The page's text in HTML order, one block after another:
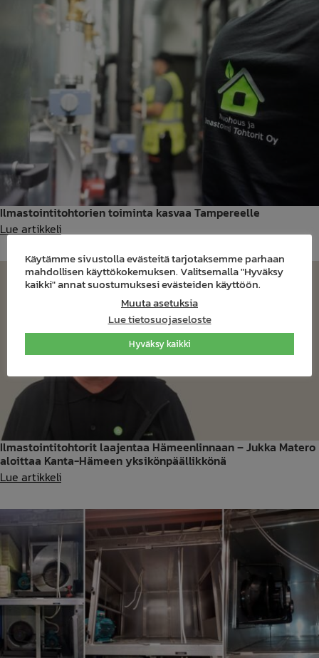
ilmanvaihtokoneille
Ilmastointitohtorien toiminta kasvaa Tampereelle
Lue artikkeliIlmastointitohtorien
kasvaa
Tampereelle
Ilmastointitohtorit laajentaa Hämeenlinnaan – Jukka Matero
aloittaa Kanta-Hämeen yksikönpäällikkönä
Lue artikkeliIlmastointitohtorit
Hämeenlinnaan
–
Jukka
Matero
aloittaa
Kanta-
Hämeen
yksikönpäällikkönä
Käytämme sivustolla evästeitä tarjotaksemme parhaan
mahdollisen käyttökokemuksen. Valitsemalla "Hyväksy
kaikki" annat suostumuksesi evästeiden käyttöön.
Muuta asetuksia
Lue tietosuojaseloste
Hyväksy kaikki